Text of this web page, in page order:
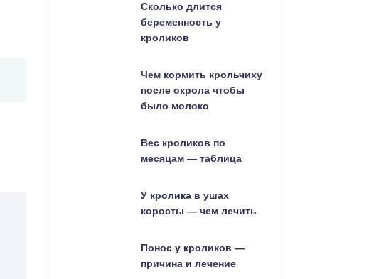
Сколько длится
беременность у
кроликов
Чем кормить крольчиху
после окрола чтобы
было молоко
Вес кроликов по
месяцам — таблица
У кролика в ушах
коросты — чем лечить
Понос у кроликов —
причина и лечение